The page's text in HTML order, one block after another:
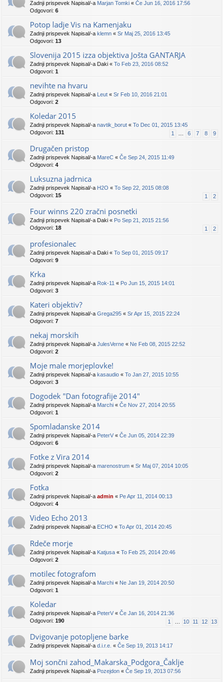
Zadnji prispevek Napisal/-a Marjan Tomki « Če Jun 16, 2016 17:56
Odgovori: 6
Potop ladje Vis na Kamenjaku
Zadnji prispevek Napisal/-a klemn « Sr Maj 25, 2016 13:45
Odgovori: 13
Slovenija 2015 izza objektiva Jošta GANTARJA
Zadnji prispevek Napisal/-a Daki « To Feb 23, 2016 08:52
Odgovori: 1
nevihte na hvaru
Zadnji prispevek Napisal/-a Leut « Sr Feb 10, 2016 21:01
Odgovori: 2
Koledar 2015
Zadnji prispevek Napisal/-a navtik_borut « To Dec 01, 2015 13:45
Odgovori: 131 1 6 7 8 9
Drugačen pristop
Zadnji prispevek Napisal/-a MareC « Če Sep 24, 2015 11:49
Odgovori: 4
Luksuzna jadrnica
Zadnji prispevek Napisal/-a H2O « To Sep 22, 2015 08:08
Odgovori: 15 1 2
Four winns 220 zračni posnetki
Zadnji prispevek Napisal/-a Daki « Po Sep 21, 2015 21:56
Odgovori: 18 1 2
profesionalec
Zadnji prispevek Napisal/-a Daki « To Sep 01, 2015 09:17
Odgovori: 9
Krka
Zadnji prispevek Napisal/-a Rok-11 « Po Jun 15, 2015 14:01
Odgovori: 3
Kateri objektiv?
Zadnji prispevek Napisal/-a Grega295 « Sr Apr 15, 2015 22:24
Odgovori: 7
nekaj morskih
Zadnji prispevek Napisal/-a JulesVerne « Ne Feb 08, 2015 22:52
Odgovori: 2
Moje male morjeplovke!
Zadnji prispevek Napisal/-a kasaudio « To Jan 27, 2015 10:55
Odgovori: 3
Dogodek "Dan fotografije 2014"
Zadnji prispevek Napisal/-a Marchi « Če Nov 27, 2014 20:55
Odgovori: 1
Spomladanske 2014
Zadnji prispevek Napisal/-a PeterV « Če Jun 05, 2014 22:39
Odgovori: 6
Fotke z Vira 2014
Zadnji prispevek Napisal/-a marenostrum « Sr Maj 07, 2014 10:05
Odgovori: 2
Fotka
Zadnji prispevek Napisal/-a admin « Pe Apr 11, 2014 00:13
Odgovori: 4
Video Echo 2013
Zadnji prispevek Napisal/-a ECHO « To Apr 01, 2014 20:45
Rdeče morje
Zadnji prispevek Napisal/-a Katjusa « To Feb 25, 2014 20:46
Odgovori: 2
motilec fotografom
Zadnji prispevek Napisal/-a Marchi « Ne Jan 19, 2014 20:50
Odgovori: 1
Koledar
Zadnji prispevek Napisal/-a PeterV « Če Jan 16, 2014 21:36
Odgovori: 190 1 10 11 12 13
Dvigovanje potopljene barke
Zadnji prispevek Napisal/-a d.i.r.e. « Če Sep 19, 2013 14:17
Moj sončni zahod_Makarska_Podgora_Čaklje
Zadnji prispevek Napisal/-a Pozejdon « Če Sep 19, 2013 07:56